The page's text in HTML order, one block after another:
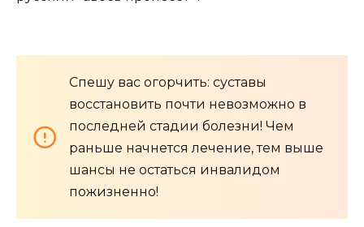
Спешу вас огорчить: суставы
восстановить почти невозможно в
последней стадии болезни! Чем
раньше начнется лечение, тем выше
шансы не остаться инвалидом
пожизненно!